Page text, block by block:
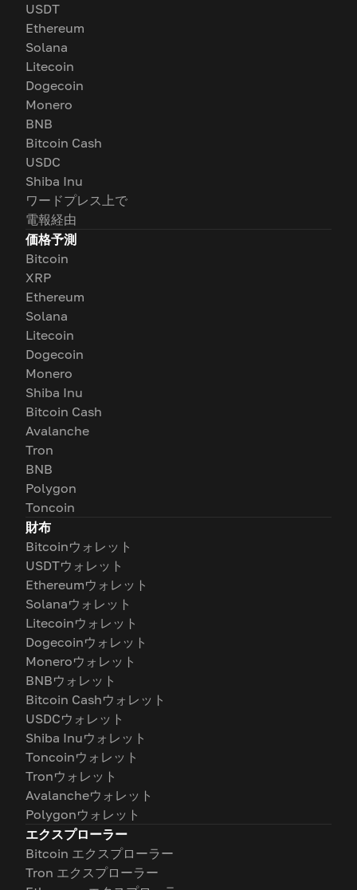
USDT
Ethereum
Solana
Litecoin
Dogecoin
Monero
BNB
Bitcoin Cash
USDC
Shiba Inu
ワードプレス上で
電報経由
価格予測
Bitcoin
XRP
Ethereum
Solana
Litecoin
Dogecoin
Monero
Shiba Inu
Bitcoin Cash
Avalanche
Tron
BNB
Polygon
Toncoin
財布
Bitcoinウォレット
USDTウォレット
Ethereumウォレット
Solanaウォレット
Litecoinウォレット
Dogecoinウォレット
Moneroウォレット
BNBウォレット
Bitcoin Cashウォレット
USDCウォレット
Shiba Inuウォレット
Toncoinウォレット
Tronウォレット
Avalancheウォレット
Polygonウォレット
エクスプローラー
Bitcoin エクスプローラー
Tron エクスプローラー